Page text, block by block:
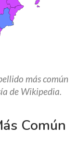
más común
de Wikipedia.
Común